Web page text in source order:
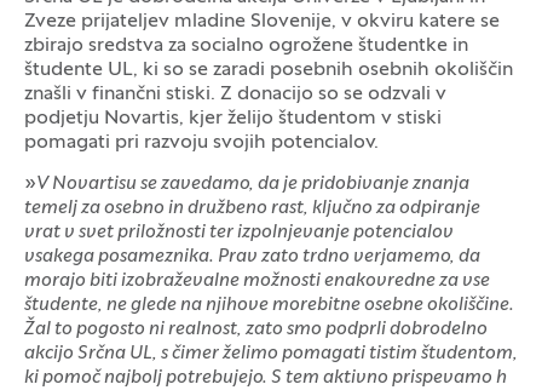
Zveze prijateljev mladine Slovenije, v okviru katere se
zbirajo sredstva za socialno ogrožene študentke in
študente UL, ki so se zaradi posebnih osebnih okoliščin
znašli v finančni stiski. Z donacijo so se odzvali v
podjetju Novartis, kjer želijo študentom v stiski
pomagati pri razvoju svojih potencialov.
»V Novartisu se zavedamo, da je pridobivanje znanja
temelj za osebno in družbeno rast, ključno za odpiranje
vrat v svet priložnosti ter izpolnjevanje potencialov
vsakega posameznika. Prav zato trdno verjamemo, da
morajo biti izobraževalne možnosti enakovredne za vse
študente, ne glede na njihove morebitne osebne okoliščine.
Žal to pogosto ni realnost, zato smo podprli dobrodelno
akcijo Srčna UL, s čimer želimo pomagati tistim študentom,
ki pomoč najbolj potrebujejo. S tem aktivno prispevamo h